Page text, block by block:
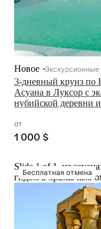
3-дневный круиз по
Асуана в Луксор с
нубийской деревни
Новое Экскурсионные
от
1 000 $
Бесплатная отмена
Slide 1 of 1, из
гидом в храмы ком-